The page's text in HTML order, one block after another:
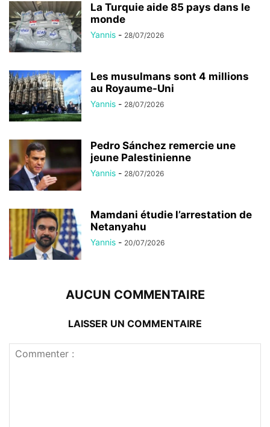
La Turquie aide 85 pays dans le
monde
Yannis - 28/07/2026
Les musulmans sont 4 millions
au Royaume-Uni
Yannis - 28/07/2026
Pedro Sánchez remercie une
jeune Palestinienne
Yannis - 28/07/2026
Mamdani étudie l’arrestation de
Netanyahu
Yannis - 20/07/2026
AUCUN COMMENTAIRE
LAISSER UN COMMENTAIRE